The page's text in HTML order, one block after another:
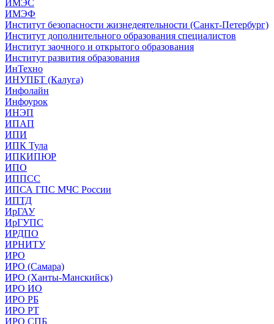
ИМЭС
ИМЭФ
Институт безопасности жизнедеятельности (Санкт-Петербург)
Институт дополнительного образования специалистов
Институт заочного и открытого образования
Институт развития образования
ИнТехно
ИНУПБТ (Калуга)
Инфолайн
Инфоурок
ИНЭП
ИПАП
ИПИ
ИПК Тула
ИПКИПЮР
ИПО
ИППСС
ИПСА ГПС МЧС России
ИПТД
ИрГАУ
ИрГУПС
ИРДПО
ИРНИТУ
ИРО
ИРО (Самара)
ИРО (Ханты-Манскийск)
ИРО ИО
ИРО РБ
ИРО РТ
ИРО СПБ